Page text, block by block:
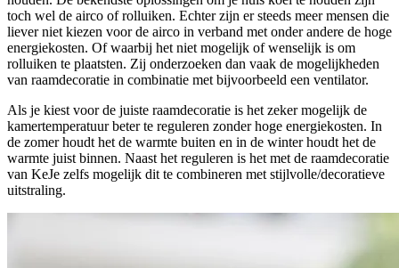
toch wel de airco of rolluiken. Echter zijn er steeds meer mensen die
liever niet kiezen voor de airco in verband met onder andere de hoge
energiekosten. Of waarbij het niet mogelijk of wenselijk is om
rolluiken te plaatsten. Zij onderzoeken dan vaak de mogelijkheden
van raamdecoratie in combinatie met bijvoorbeeld een ventilator.
Als je kiest voor de juiste raamdecoratie is het zeker mogelijk de
kamertemperatuur beter te reguleren zonder hoge energiekosten. In
de zomer houdt het de warmte buiten en in de winter houdt het de
warmte juist binnen. Naast het reguleren is het met de raamdecoratie
van KeJe zelfs mogelijk dit te combineren met stijlvolle/decoratieve
uitstraling.